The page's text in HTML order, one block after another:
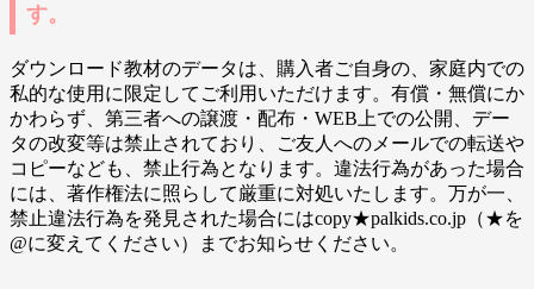
す。
ダウンロード教材のデータは、購入者ご自身の、家庭内での
私的な使用に限定してご利用いただけます。有償・無償にか
かわらず、第三者への譲渡・配布・WEB上での公開、デー
タの改変等は禁止されており、ご友人へのメールでの転送や
コピーなども、禁止行為となります。違法行為があった場合
には、著作権法に照らして厳重に対処いたします。万が一、
禁止違法行為を発見された場合にはcopy★palkids.co.jp（★を
@に変えてください）までお知らせください。